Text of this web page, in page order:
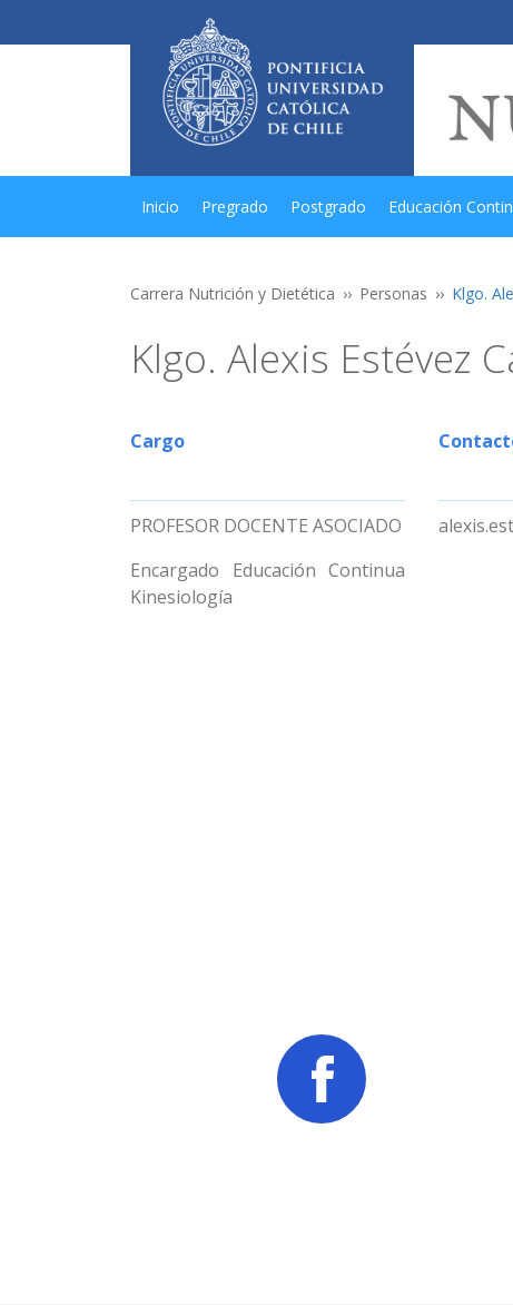
Inicio Pregrado Postgrado Educación
Carrera Nutrición y Dietética Personas Klgo.
Klgo. Alexis Estévez
Cargo
PROFESOR DOCENTE ASOCIADO
Encargado Educación Continua
Kinesiología